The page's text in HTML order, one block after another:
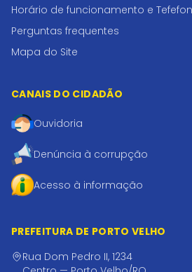
Horário de funcionamento e
Perguntas frequentes
Mapa do Site
CANAIS DO CIDADÃO
Ouvidoria
Denúncia à corrupção
Acesso à informação
PREFEITURA DE PORTO VELHO
Rua Dom Pedro II, 1234